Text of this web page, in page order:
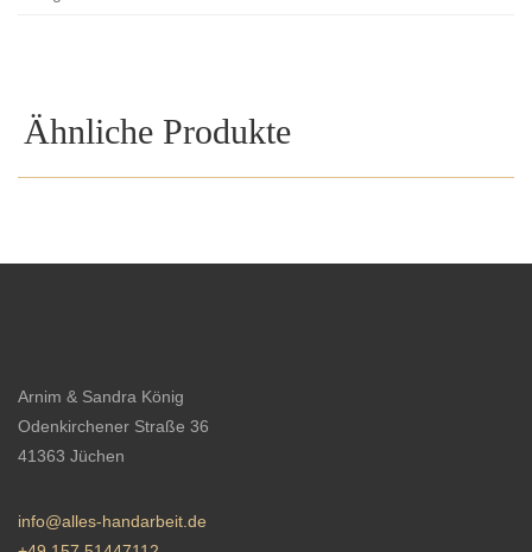
Ähnliche Produkte
Arnim & Sandra König
Odenkirchener Straße 36
41363 Jüchen
info@alles-handarbeit.de